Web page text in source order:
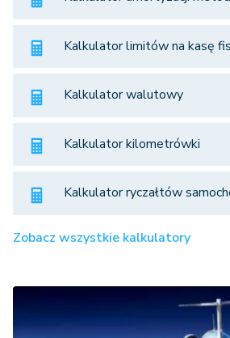
Kalkulator limitów na kasę
Kalkulator walutowy
Kalkulator kilometrówki
Kalkulator ryczałtów
Zobacz wszystkie kalkulatory